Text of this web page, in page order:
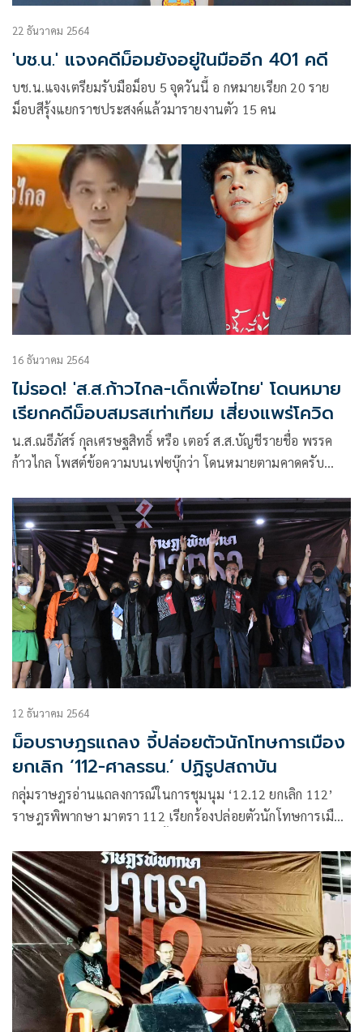
22 ธันวาคม 2564
'บช.น.' แจงคดีม็อมยังอยู่ในมืออีก 401 คดี
บช.น.แจงเตรียมรับมือม็อบ 5 จุดวันนี้ อ กหมายเรียก 20 ราย
ม็อบสีรุ้งแยกราชประสงค์แล้วมารายงานตัว 15 คน
16 ธันวาคม 2564
ไม่รอด! 'ส.ส.ก้าวไกล-เด็กเพื่อไทย' โดนหมาย
เรียกคดีม็อบสมรสเท่าเทียม เสี่ยงแพร่โควิด
น.ส.ณธีภัสร์ กุลเศรษฐสิทธิ์ หรือ เตอร์ ส.ส.บัญชีรายชื่อ พรรค
ก้าวไกล โพสต์ข้อความบนเฟซบุ๊กว่า โดนหมายตามคาดครับ
12 ธันวาคม 2564
ม็อบราษฎรแถลง จี้ปล่อยตัวนักโทษการเมือง
ยกเลิก ‘112-ศาลรธน.’ ปฏิรูปสถาบัน
กลุ่มราษฎรอ่านแถลงการณ์ในการชุมนุม ‘12.12 ยกเลิก 112’
ราษฎรพิพากษา มาตรา 112 เรียกร้องปล่อยตัวนักโทษการเมือง